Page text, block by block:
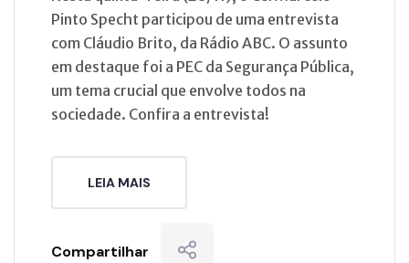
Pinto Specht participou de uma entrevista
com Cláudio Brito, da Rádio ABC. O assunto
em destaque foi a PEC da Segurança Pública,
um tema crucial que envolve todos na
sociedade. Confira a entrevista!
LEIA MAIS
Compartilhar